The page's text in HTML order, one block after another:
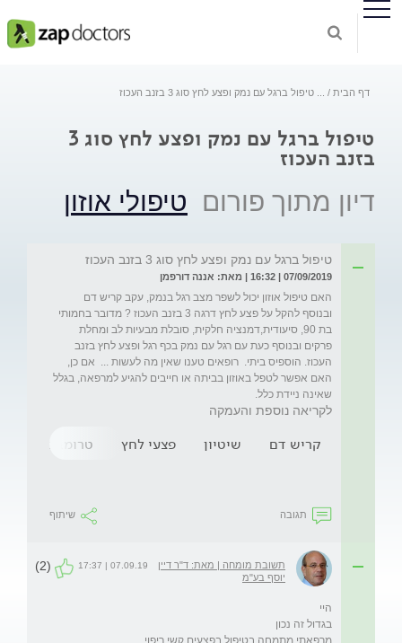
דף הבית טיפול ברגל עם נמק ופצע לחץ סוג 3 בזנב העכוז
טיפול ברגל עם נמק ופצע לחץ סוג 3
בזנב העכוז
דיון מתוך פורום טיפולי אוזון
טיפול ברגל עם נמק ופצע לחץ סוג 3 בזנב העכוז
07/09/2019 | 16:32 | מאת: אננה דורפמן
האם טיפול אוזון יכול לשפר מצב רגל בנמק, עקב קריש דם
ובנוסף להקל על פצע לחץ דרגה 3 בזנב העכוז ? מדובר בחמותי
בת 90, סיעודית,דמנציה חלקית, סובלת מבעיות לב ומחלת
פרקים ובנוסף כעת עם רגל עם נמק בכף רגל ופצע לחץ בזנב
העכוז. הוספיס ביתי.  רופאים טענו שאין מה לעשות ...  אם כן,
האם אפשר לטפל באוזון בביתה או חייבים להגיע למרפאה, בגלל
שאינה ניידת כלל.
לקריאה נוספת והעמקה
קריש דם שיטיון פצעי לחץ טרומבוזה
תגובה שיתוף
תשובת מומחה | מאת: ד"ר דיין
יוסף בע"מ
07.09.19 | 17:37
(2)